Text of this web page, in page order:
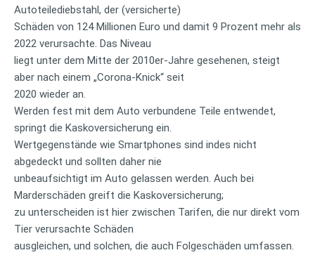
Autoteilediebstahl, der (versicherte)
Schäden von 124 Millionen Euro und damit 9 Prozent mehr als
2022 verursachte. Das Niveau
liegt unter dem Mitte der 2010er-Jahre gesehenen, steigt
aber nach einem „Corona-Knick“ seit
2020 wieder an.
Werden fest mit dem Auto verbundene Teile entwendet,
springt die Kaskoversicherung ein.
Wertgegenstände wie Smartphones sind indes nicht
abgedeckt und sollten daher nie
unbeaufsichtigt im Auto gelassen werden. Auch bei
Marderschäden greift die Kaskoversicherung;
zu unterscheiden ist hier zwischen Tarifen, die nur direkt vom
Tier verursachte Schäden
ausgleichen, und solchen, die auch Folgeschäden umfassen.